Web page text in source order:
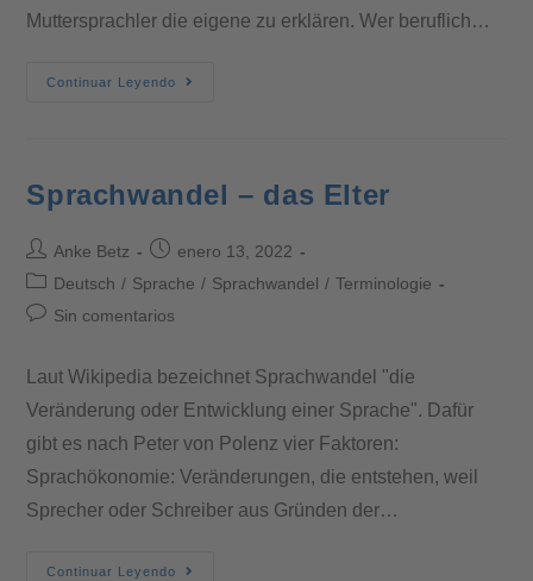
Muttersprachler die eigene zu erklären. Wer beruflich…
Continuar Leyendo
Sprachwandel – das Elter
Anke Betz
enero 13, 2022
Deutsch / Sprache / Sprachwandel / Terminologie
Sin comentarios
Laut Wikipedia bezeichnet Sprachwandel "die
Veränderung oder Entwicklung einer Sprache". Dafür
gibt es nach Peter von Polenz vier Faktoren:
Sprachökonomie: Veränderungen, die entstehen, weil
Sprecher oder Schreiber aus Gründen der…
Continuar Leyendo